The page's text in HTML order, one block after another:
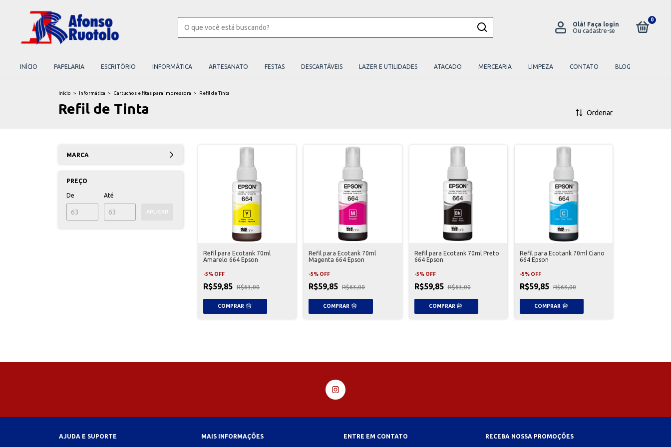
Olá! Faça login
Ou cadastre-se
0
INÍCIO PAPELARIA ESCRITÓRIO INFORMÁTICA ARTESANATO FESTAS DESCARTÁVEIS LAZER E UTILIDADES ATACADO MERCEARIA LIMPEZA CONTATO BLOG
Início > Informática > Cartuchos e fitas para impressora > Refil de Tinta
Refil de Tinta Ordenar
MARCA
PREÇO
De Até
APLICAR
Refil para Ecotank 70ml
Amarelo 664 Epson
-5% OFF
R$59,85 R$63,00
Refil para Ecotank 70ml
Magenta 664 Epson
-5% OFF
R$59,85 R$63,00
Refil para Ecotank 70ml Preto
664 Epson
-5% OFF
R$59,85 R$63,00
Refil para Ecotank 70ml Ciano
664 Epson
-5% OFF
R$59,85 R$63,00
AJUDA E SUPORTE MAIS INFORMAÇÕES ENTRE EM CONTATO RECEBA NOSSA PROMOÇÕES